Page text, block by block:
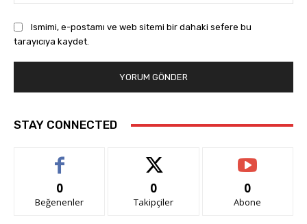
Ismimi, e-postamı ve web sitemi bir dahaki sefere bu
tarayıcıya kaydet.
STAY CONNECTED
0
Beğenenler
0
Takipçiler
0
Abone